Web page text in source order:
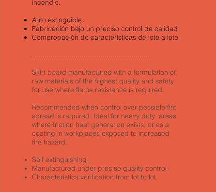
incendio.
Auto extinguible
Fabricación bajo un preciso control de calidad
Comprobación de características de lote a lote
.............................................................
Skirt board manufactured with a formulation of
raw materials of the highest quality and safety
for use where flame resistance is required.
Recommended when control over possible fire
spread is required. Ideal for heavy duty areas
where friction heat generation exists, or as a
coating in workplaces exposed to increased
fire hazard.
Self extinguishing
Manufactured under precise quality control
Characteristics verification from lot to lot